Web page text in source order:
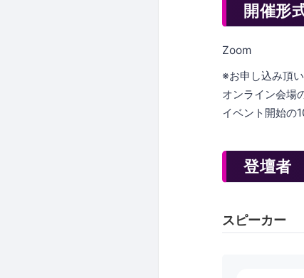
開催形
Zoom
※お申し込み頂
オンライン会場
イベント開始の
登壇者
スピーカー